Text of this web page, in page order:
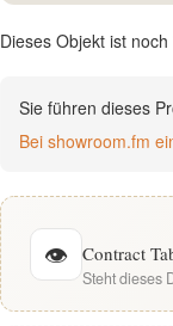
Dieses Objekt ist
Sie führen dieses
Bei showroom.fm
👁 Contract
Steht dieses